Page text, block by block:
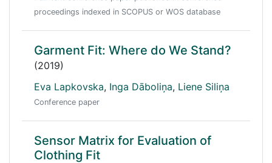
proceedings indexed in SCOPUS or WOS database
Garment Fit: Where do We Stand?
(2019)
Eva Lapkovska, Inga Dāboliņa, Liene Siliņa
Conference paper
Sensor Matrix for Evaluation of
Clothing Fit